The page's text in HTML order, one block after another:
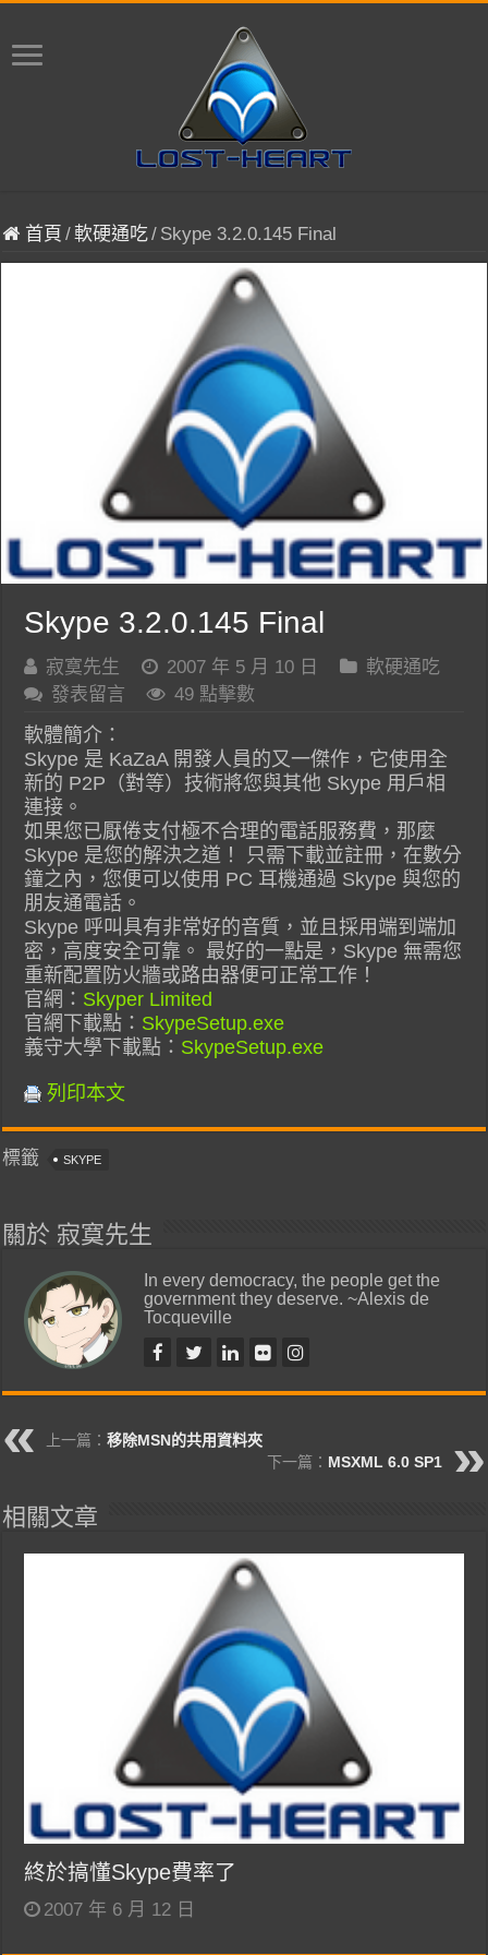
首頁 /軟硬通吃/ Skype 3.2.0.145 Final
Skype 3.2.0.145 Final
寂寞先生 2007 年 5 月 10 日
軟硬通吃
發表留言
49 點擊數
軟體簡介：
Skype 是 KaZaA 開發人員的又一傑作，它使用全
新的 P2P（對等）技術將您與其他 Skype 用戶相
連接。
如果您已厭倦支付極不合理的電話服務費，那麼
Skype 是您的解決之道！ 只需下載並註冊，在數分
鐘之內，您便可以使用 PC 耳機通過 Skype 與您的
朋友通電話。
Skype 呼叫具有非常好的音質，並且採用端到端加
密，高度安全可靠。 最好的一點是，Skype 無需您
重新配置防火牆或路由器便可正常工作！
官網： Skyper Limited
官網下載點： SkypeSetup.exe
義守大學下載點： SkypeSetup.exe
列印本文
標籤 SKYPE
關於 寂寞先生
In every democracy, the people get the
government they deserve. ~Alexis de
Tocqueville
上一篇：移除MSN的共用資料夾
下一篇： MSXML 6.0 SP1
相關文章
終於搞懂Skype費率了
2007 年 6 月 12 日